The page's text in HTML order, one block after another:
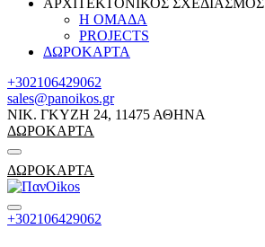
Η ΟΜΑΔΑ
PROJECTS
ΔΩΡΟΚΑΡΤΑ
+302106429062
sales@panoikos.gr
ΝΙΚ. ΓΚΥΖΗ 24, 11475 ΑΘΗΝΑ
ΔΩΡΟΚΑΡΤΑ
ΔΩΡΟΚΑΡΤΑ
+302106429062